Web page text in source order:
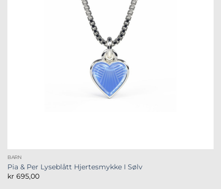
BARN
Pia & Per Lyseblått Hjertesmykke I Sølv
kr 695,00